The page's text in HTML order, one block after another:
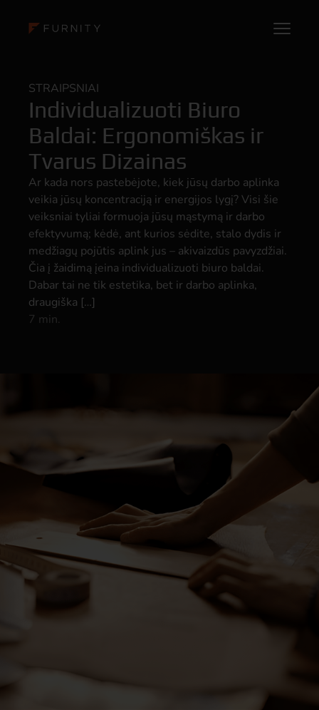
STRAIPSNIAI
Individualizuoti Biuro
Baldai: Ergonomiškas ir
Tvarus Dizainas
Ar kada nors pastebėjote, kiek jūsų darbo aplinka
veikia jūsų koncentraciją ir energijos lygį? Visi šie
veiksniai tyliai formuoja jūsų mąstymą ir darbo
efektyvumą; kėdė, ant kurios sėdite, stalo dydis ir
medžiagų pojūtis aplink jus – akivaizdūs pavyzdžiai.
Čia į žaidimą įeina individualizuoti biuro baldai.
Dabar tai ne tik estetika, bet ir darbo aplinka,
draugiška […]
7 min.